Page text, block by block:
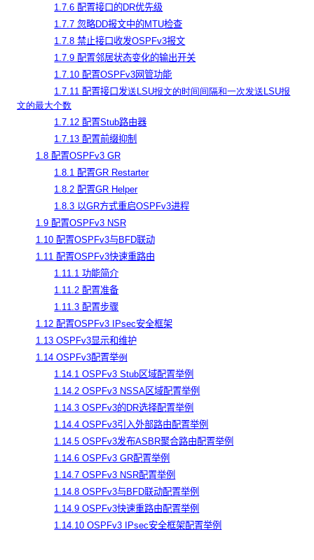
1.7.6 配置接口的DR优先级
1.7.7 忽略DD报文中的MTU检查
1.7.8 禁止接口收发OSPFv3报文
1.7.9 配置邻居状态变化的输出开关
1.7.10 配置OSPFv3网管功能
1.7.11 配置接口发送LSU报文的时间间隔和一次发送LSU报
文的最大个数
1.7.12 配置Stub路由器
1.7.13 配置前缀抑制
1.8 配置OSPFv3 GR
1.8.1 配置GR Restarter
1.8.2 配置GR Helper
1.8.3 以GR方式重启OSPFv3进程
1.9 配置OSPFv3 NSR
1.10 配置OSPFv3与BFD联动
1.11 配置OSPFv3快速重路由
1.11.1 功能简介
1.11.2 配置准备
1.11.3 配置步骤
1.12 配置OSPFv3 IPsec安全框架
1.13 OSPFv3显示和维护
1.14 OSPFv3配置举例
1.14.1 OSPFv3 Stub区域配置举例
1.14.2 OSPFv3 NSSA区域配置举例
1.14.3 OSPFv3的DR选择配置举例
1.14.4 OSPFv3引入外部路由配置举例
1.14.5 OSPFv3发布ASBR聚合路由配置举例
1.14.6 OSPFv3 GR配置举例
1.14.7 OSPFv3 NSR配置举例
1.14.8 OSPFv3与BFD联动配置举例
1.14.9 OSPFv3快速重路由配置举例
1.14.10 OSPFv3 IPsec安全框架配置举例